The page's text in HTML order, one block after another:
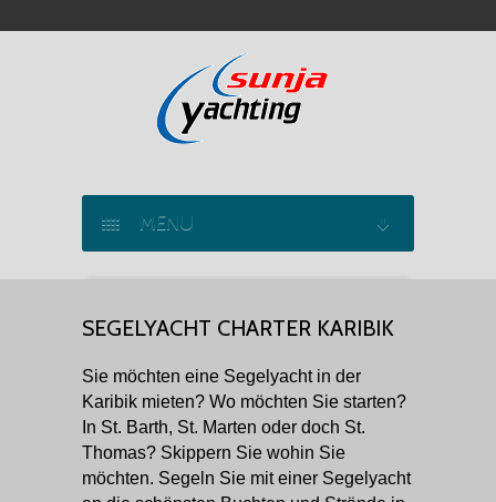
MENU
KATAMARAN CHARTER
MOTORYACHT CHARTER
MARINAS
SEGELYACHT CHARTER KARIBIK
Sie möchten eine Segelyacht in der
Karibik mieten? Wo möchten Sie starten?
In St. Barth, St. Marten oder doch St.
Thomas? Skippern Sie wohin Sie
möchten. Segeln Sie mit einer Segelyacht